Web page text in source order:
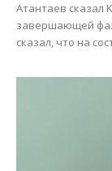
Атантаев сказал
завершающей
сказал, что на